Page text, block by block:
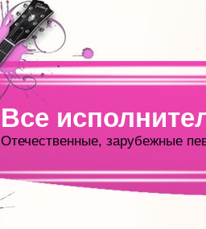
Все
Отечественные, зарубежные